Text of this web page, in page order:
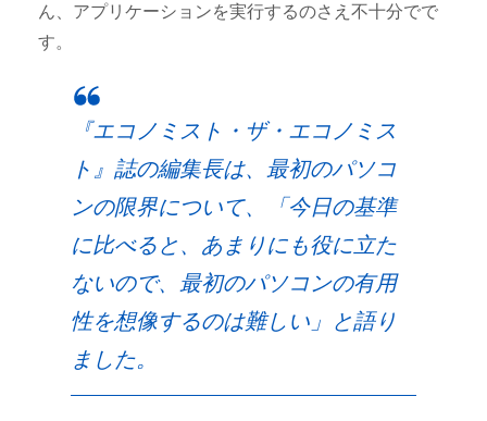
ん、アプリケーションを実行するのさえ不十分でで
す。
『エコノミスト・ザ・エコノミス
ト』誌の編集長は、最初のパソコ
ンの限界について、「今日の基準
に比べると、あまりにも役に立た
ないので、最初のパソコンの有用
性を想像するのは難しい」と語り
ました。